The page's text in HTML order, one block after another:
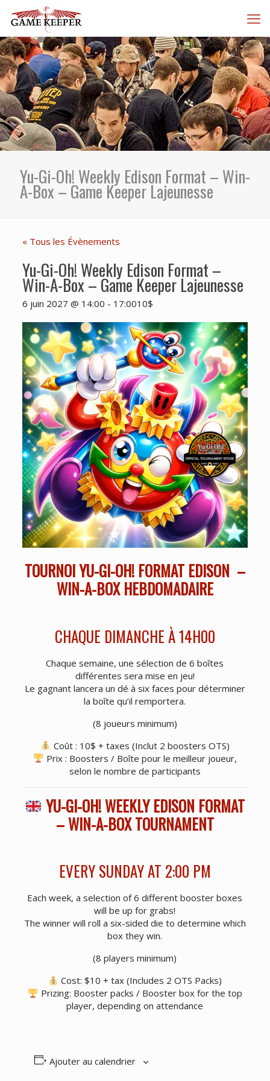
Yu-Gi-Oh! Weekly Edison Format – Win-
A-Box – Game Keeper Lajeunesse
« Tous les Évènements
Yu-Gi-Oh! Weekly Edison Format –
Win-A-Box – Game Keeper Lajeunesse
6 juin 2027 @ 14:00 - 17:0010$
TOURNOI YU-GI-OH! FORMAT EDISON –
WIN-A-BOX HEBDOMADAIRE
CHAQUE DIMANCHE À 14H00
Chaque semaine, une sélection de 6 boîtes
différentes sera mise en jeu!
Le gagnant lancera un dé à six faces pour déterminer
la boîte qu’il remportera.
(8 joueurs minimum)
Coût : 10$ + taxes (Inclut 2 boosters OTS)
Prix : Boosters / Boîte pour le meilleur joueur,
selon le nombre de participants
YU-GI-OH! WEEKLY EDISON FORMAT
– WIN-A-BOX TOURNAMENT
EVERY SUNDAY AT 2:00 PM
Each week, a selection of 6 different booster boxes
will be up for grabs!
The winner will roll a six-sided die to determine which
box they win.
(8 players minimum)
Cost: $10 + tax (Includes 2 OTS Packs)
Prizing: Booster packs / Booster box for the top
player, depending on attendance
Ajouter au calendrier